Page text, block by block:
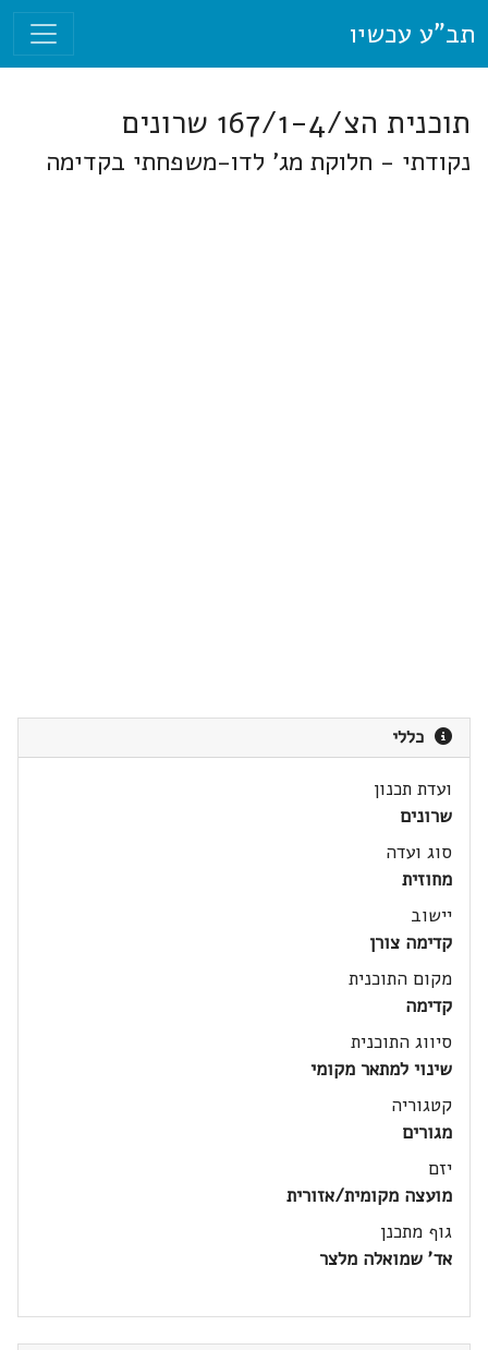
תב"ע עכשיו
תוכנית הצ/167/1-4 שרונים
נקודתי - חלוקת מג' לדו-משפחתי בקדימה
כללי
ועדת תכנון
שרונים
סוג ועדה
מחוזית
יישוב
קדימה צורן
מקום התוכנית
קדימה
סיווג התוכנית
שינוי למתאר מקומי
קטגוריה
מגורים
יזם
מועצה מקומית/אזורית
גוף מתכנן
אד' שמואלה מלצר